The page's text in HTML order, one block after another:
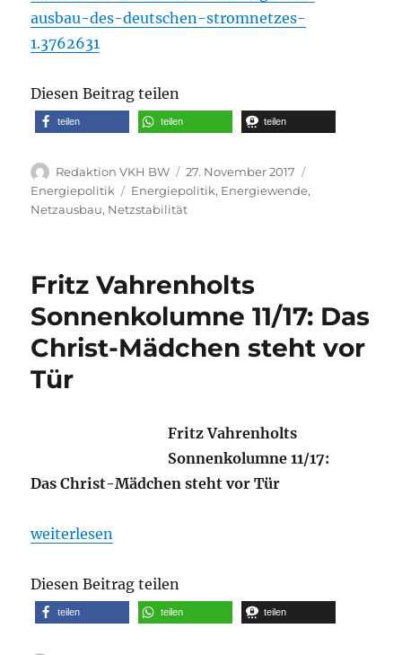
ausbau-des-deutschen-stromnetzes-
1.3762631
Diesen Beitrag teilen
teilen teilen teilen
Autor
Redaktion VKH BW
Veröffentlicht
am
27. November 2017
Energiepolitik
Schlagwörter
Energiepolitik, Energiewende,
Netzausbau, Netzstabilität
Fritz Vahrenholts
Sonnenkolumne 11/17: Das
Christ-Mädchen steht vor
Tür
Fritz Vahrenholts
Sonnenkolumne 11/17:
Das Christ-Mädchen steht vor Tür
„Fritz Vahrenholts Sonnenkolumne 11/17: Das
weiterlesen
Diesen Beitrag teilen
teilen teilen teilen